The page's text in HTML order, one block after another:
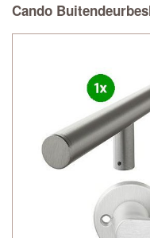
Cando